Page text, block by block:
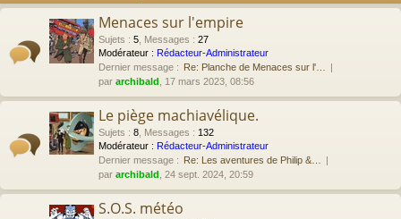
Menaces sur l'empire
Sujets : 5 Messages : 27
Modérateur : Rédacteur-Administrateur
Dernier message : Re: Planche de Menaces sur l'…
par archibald , 17 mars 2023, 08:56
Le piège machiavélique.
Sujets : 8 Messages : 132
Modérateur : Rédacteur-Administrateur
Dernier message : Re: Les aventures de Philip &…
par archibald , 24 sept. 2024, 20:59
S.O.S. météo